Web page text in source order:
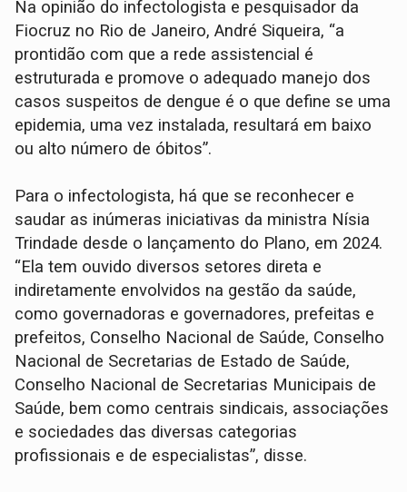
Na opinião do infectologista e pesquisador da
Fiocruz no Rio de Janeiro, André Siqueira, “a
prontidão com que a rede assistencial é
estruturada e promove o adequado manejo dos
casos suspeitos de dengue é o que define se uma
epidemia, uma vez instalada, resultará em baixo
ou alto número de óbitos”.
Para o infectologista, há que se reconhecer e
saudar as inúmeras iniciativas da ministra Nísia
Trindade desde o lançamento do Plano, em 2024.
“Ela tem ouvido diversos setores direta e
indiretamente envolvidos na gestão da saúde,
como governadoras e governadores, prefeitas e
prefeitos, Conselho Nacional de Saúde, Conselho
Nacional de Secretarias de Estado de Saúde,
Conselho Nacional de Secretarias Municipais de
Saúde, bem como centrais sindicais, associações
e sociedades das diversas categorias
profissionais e de especialistas”, disse.